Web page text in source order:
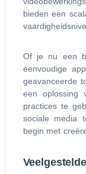
bieden een
Of je nu een
eenvoudige
geavanceerde
een oplossing
practices te
sociale media
begin met